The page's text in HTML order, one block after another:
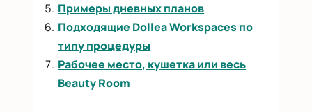
Примеры дневных планов
Подходящие Dollea Workspaces по
типу процедуры
Рабочее место, кушетка или весь
Beauty Room